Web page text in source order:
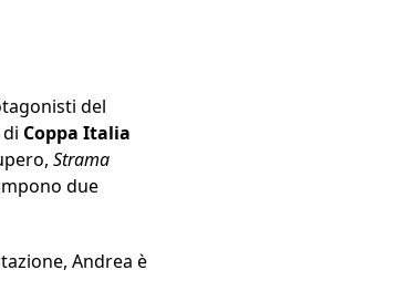
del
Coppa Italia
Strama
due
Andrea è